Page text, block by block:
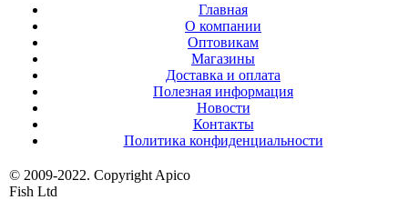
Главная
О компании
Оптовикам
Магазины
Доставка и оплата
Полезная информация
Новости
Контакты
Политика конфиденциальности
© 2009-2022. Copyright Apico
Fish Ltd